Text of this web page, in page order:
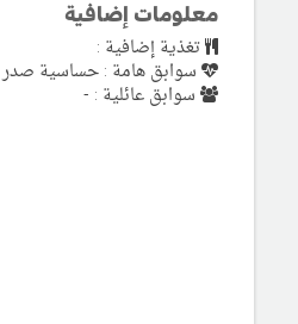
معلومات إضافية
تغذية إضافية :
سوابق هامة : حساسية صدر
سوابق عائلية : -